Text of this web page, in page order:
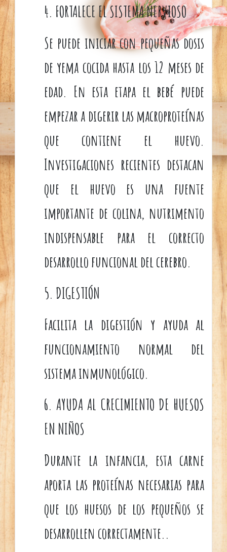
4. FORTALECE EL SISTEMA NERVIOSO
Se puede iniciar con pequeñas dosis
de yema cocida hasta los 12 meses de
edad. En esta etapa el bebé puede
empezar a digerir las macroproteínas
que contiene el huevo.
Investigaciones recientes destacan
que el huevo es una fuente
importante de colina, nutrimento
indispensable para el correcto
desarrollo funcional del cerebro.
5. DIGESTIÓN
Facilita la digestión y ayuda al
funcionamiento normal del
sistema inmunológico.
6. AYUDA AL CRECIMIENTO DE HUESOS
EN NIÑOS
Durante la infancia, esta carne
aporta las proteínas necesarias para
que los huesos de los pequeños se
desarrollen correctamente..